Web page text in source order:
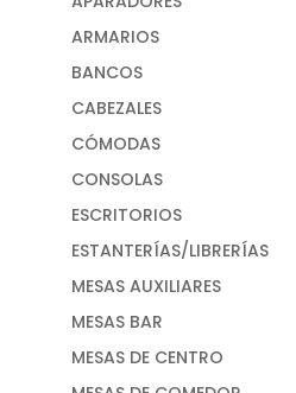
ARMARIOS
BANCOS
CABEZALES
CÓMODAS
CONSOLAS
ESCRITORIOS
ESTANTERÍAS/LIBRERÍAS
MESAS AUXILIARES
MESAS BAR
MESAS DE CENTRO